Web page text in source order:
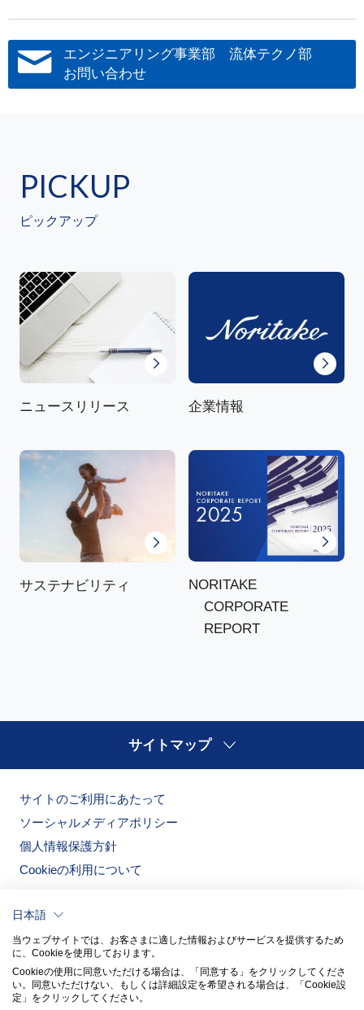
エンジニアリング事業部 流体テクノ部
お問い合わせ
PICKUP
ピックアップ
ニュースリリース 企業情報
サステナビリティ
NORITAKE
CORPORATE
REPORT
サイトマップ
サイトのご利用にあたって
ソーシャルメディアポリシー
個人情報保護方針
Cookieの利用について
日本語
当ウェブサイトでは、お客さまに適した情報およびサービスを提供するため
に、Cookieを使用しております。
Cookieの使用に同意いただける場合は、「同意する」をクリックしてくださ
い。​同意いただけない、もしくは詳細設定を希望される場合は、「Cookie設
定」をクリックしてください。​